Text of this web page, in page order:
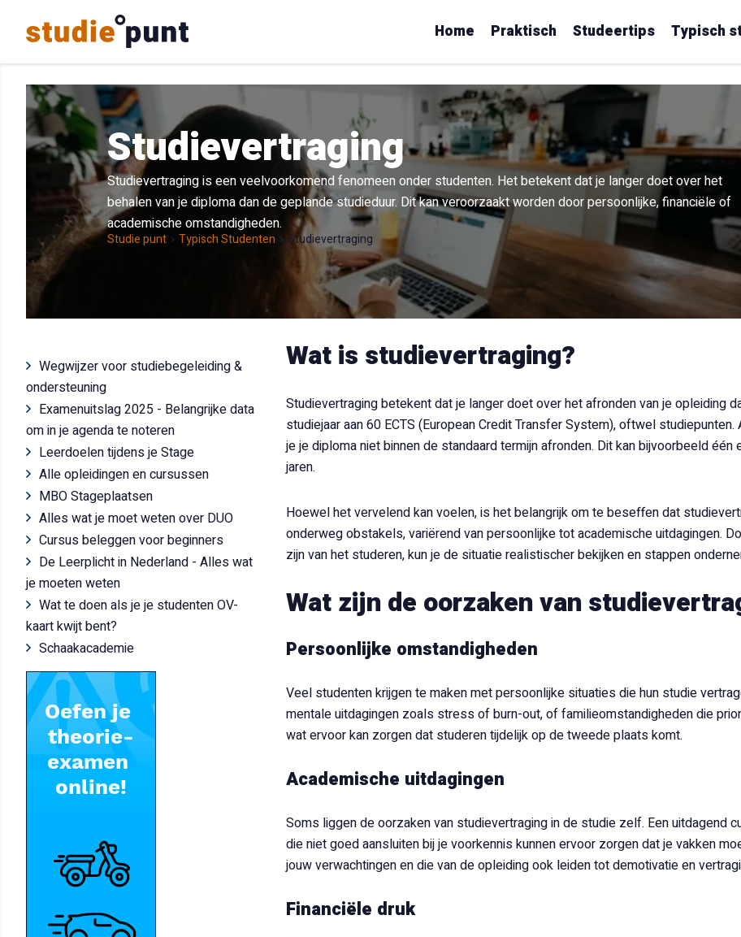
Home Praktisch Studeertips Typisch
Studievertraging
Studievertraging is een veelvoorkomend fenomeen onder studenten. Het betekent dat je langer doet over het
behalen van je diploma dan de geplande studieduur. Dit kan veroorzaakt worden door persoonlijke, financiële of
academische omstandigheden.
Studie punt Typisch Studenten Studievertraging
Wegwijzer voor studiebegeleiding &
ondersteuning
Examenuitslag 2025 - Belangrijke data
om in je agenda te noteren
Leerdoelen tijdens je Stage
Alle opleidingen en cursussen
MBO Stageplaatsen
Alles wat je moet weten over DUO
Cursus beleggen voor beginners
De Leerplicht in Nederland - Alles wat
je moeten weten
Wat te doen als je je studenten OV-
kaart kwijt bent?
Schaakacademie
Wat is studievertraging?
Studievertraging betekent dat je langer doet over het afronden van je opleiding
studiejaar aan 60 ECTS (European Credit Transfer System), oftwel
je je diploma niet binnen de standaard termijn afronden. Dit kan bijvoorbeeld
jaren.
Hoewel het vervelend kan voelen, is het belangrijk om te beseffen dat
onderweg obstakels, variërend van persoonlijke tot academische uitdagingen.
zijn van het studeren, kun je de situatie realistischer bekijken en stappen
Wat zijn de oorzaken van
Persoonlijke omstandigheden
Veel studenten krijgen te maken met persoonlijke situaties die hun studie
mentale uitdagingen zoals stress of burn-out, of familieomstandigheden die
wat ervoor kan zorgen dat studeren tijdelijk op de tweede plaats komt.
Academische uitdagingen
Soms liggen de oorzaken van studievertraging in de studie zelf. Een uitdagend
die niet goed aansluiten bij je voorkennis kunnen ervoor zorgen dat je vakken
jouw verwachtingen en die van de opleiding ook leiden tot demotivatie en
Financiële druk